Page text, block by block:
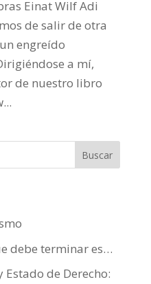
Einat Wilf Adi
de salir de otra
engreído
a mí,
de nuestro libro
Buscar
debe terminar es…
de Derecho: